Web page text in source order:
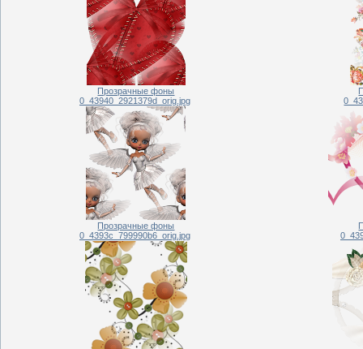
Прозрачные фоны
0_43940_2921379d_orig.jpg
Прозрачные фоны
0_4393c_799990b6_orig.jpg